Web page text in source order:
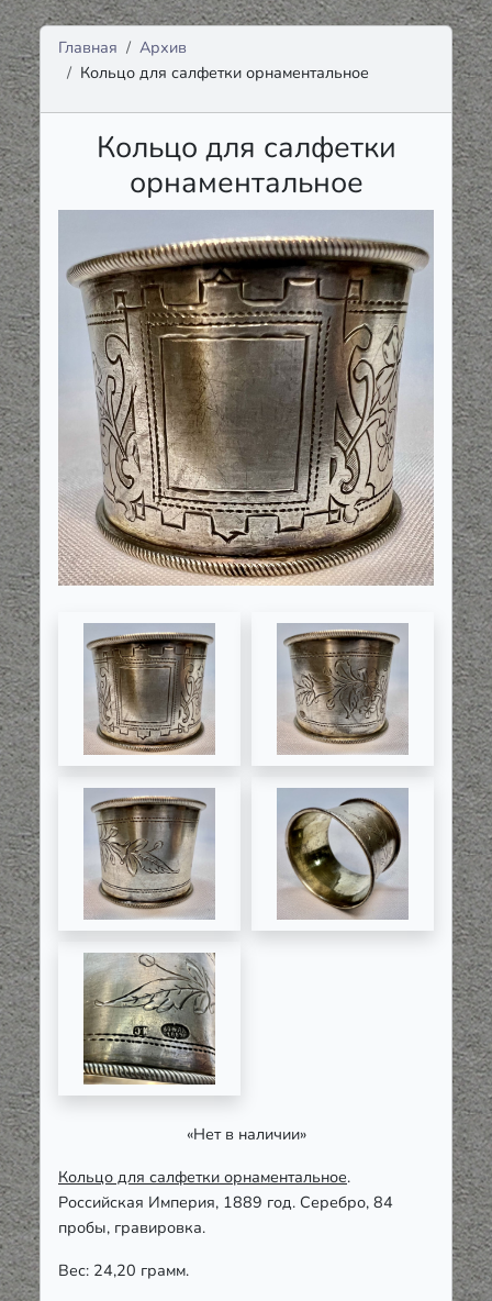
Главная
Архив
Кольцо для салфетки орнаментальное
Кольцо для салфетки
орнаментальное
«Нет в наличии»
Кольцо для салфетки орнаментальное.
Российская Империя, 1889 год. Серебро, 84
пробы, гравировка.
Вес: 24,20 грамм.